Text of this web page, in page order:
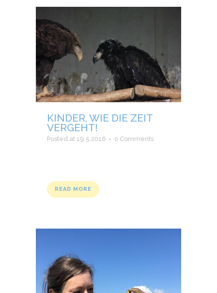
KINDER, WIE DIE ZEIT
VERGEHT!
Posted at 19.5.2016 0 Comments
READ MORE